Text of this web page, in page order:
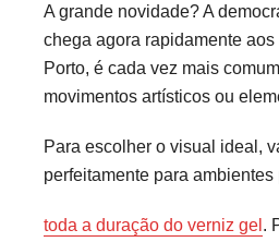
A grande novidade? A
chega agora rapidamente
Porto, é cada vez mais
movimentos artísticos ou
Para escolher o visual ideal,
perfeitamente para
toda a duração do verniz gel .